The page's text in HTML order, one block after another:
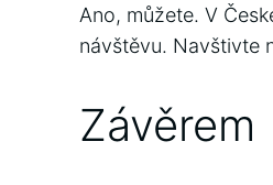
Ano, můžete. V
návštěvu. Navštivte
Závěrem